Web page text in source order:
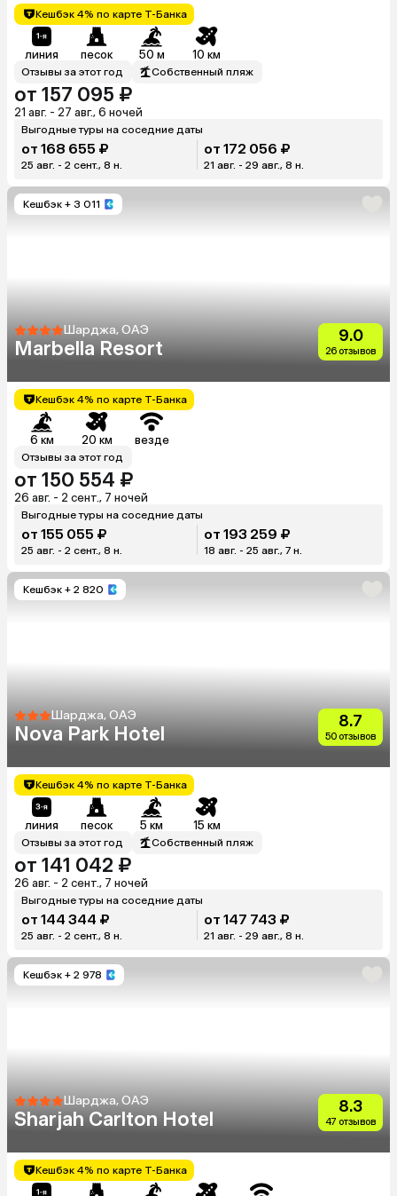
Кешбэк 4% по карте Т-Банка
линия песок 50 м 10 км
Отзывы за этот год Собственный пляж
от 157 095 ₽
21 авг. - 27 авг., 6 ночей
Выгодные туры на соседние даты
от 168 655 ₽
25 авг. - 2 сент., 8 н.
от 172 056 ₽
21 авг. - 29 авг., 8 н.
Кешбэк + 3 011
Шарджа, ОАЭ
Marbella Resort
9.0
26 отзывов
Кешбэк 4% по карте Т-Банка
6 км 20 км везде
Отзывы за этот год
от 150 554 ₽
26 авг. - 2 сент., 7 ночей
Выгодные туры на соседние даты
от 155 055 ₽
25 авг. - 2 сент., 8 н.
от 193 259 ₽
18 авг. - 25 авг., 7 н.
Кешбэк + 2 820
Шарджа, ОАЭ
Nova Park Hotel
8.7
50 отзывов
Кешбэк 4% по карте Т-Банка
линия песок 5 км 15 км
Отзывы за этот год Собственный пляж
от 141 042 ₽
26 авг. - 2 сент., 7 ночей
Выгодные туры на соседние даты
от 144 344 ₽
25 авг. - 2 сент., 8 н.
от 147 743 ₽
21 авг. - 29 авг., 8 н.
Кешбэк + 2 978
Шарджа, ОАЭ
Sharjah Carlton Hotel
8.3
47 отзывов
Кешбэк 4% по карте Т-Банка